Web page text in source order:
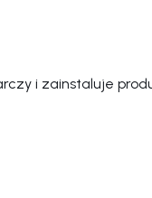
i zainstaluje